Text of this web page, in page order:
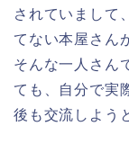
されていまして
てない本屋さん
そんな一人さん
ても、自分で実
後も交流しよう